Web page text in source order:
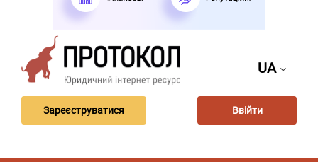
UA
Зареєструватися Ввійти